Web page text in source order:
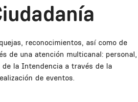
reconocimientos, así como de
de una atención multicanal: personal,
la Intendencia a través de la
de eventos.